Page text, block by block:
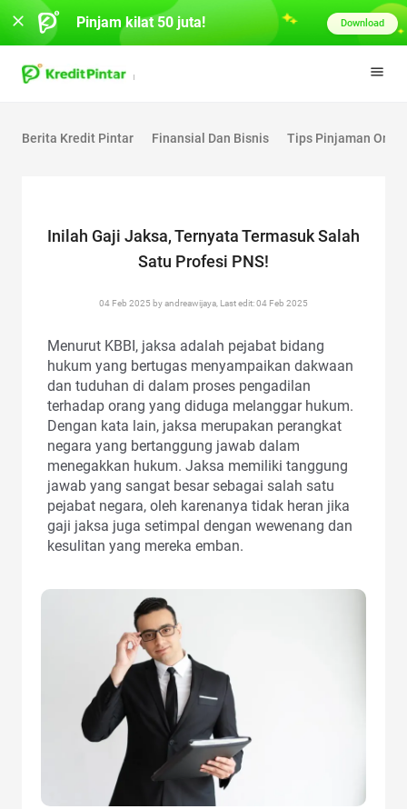
Berita Kredit Pintar Finansial Dan Bisnis Tips Pinjaman
Inilah Gaji Jaksa, Ternyata Termasuk Salah
Satu Profesi PNS!
04 Feb 2025 by andreawijaya, Last edit: 04 Feb 2025
Menurut KBBI, jaksa adalah pejabat bidang
hukum yang bertugas menyampaikan dakwaan
dan tuduhan di dalam proses pengadilan
terhadap orang yang diduga melanggar hukum.
Dengan kata lain, jaksa merupakan perangkat
negara yang bertanggung jawab dalam
menegakkan hukum. Jaksa memiliki tanggung
jawab yang sangat besar sebagai salah satu
pejabat negara, oleh karenanya tidak heran jika
gaji jaksa juga setimpal dengan wewenang dan
kesulitan yang mereka emban.
Pinjam kilat 50 juta! Download